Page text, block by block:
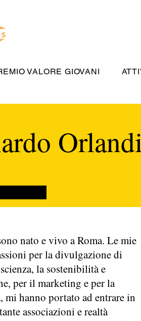
VALORE GIOVANI
nato e vivo a Roma. Le mie
per la divulgazione di
la sostenibilità e
per il marketing e per la
mi hanno portato ad entrare in
associazioni e realtà